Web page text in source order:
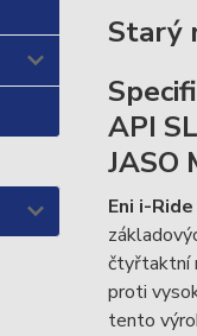
Starý
API
JASO
Eni i-
čtyřtaktní
proti
tento